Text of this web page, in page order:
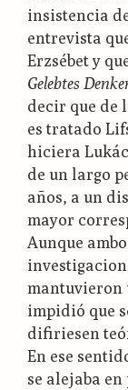
insistencia
entrevista
Erzsébet y
Gelebtes
decir que de
es tratado
hiciera
de un largo
años, a un
mayor
Aunque
mantuvieron
impidió que
difiriesen
En ese
se alejaba